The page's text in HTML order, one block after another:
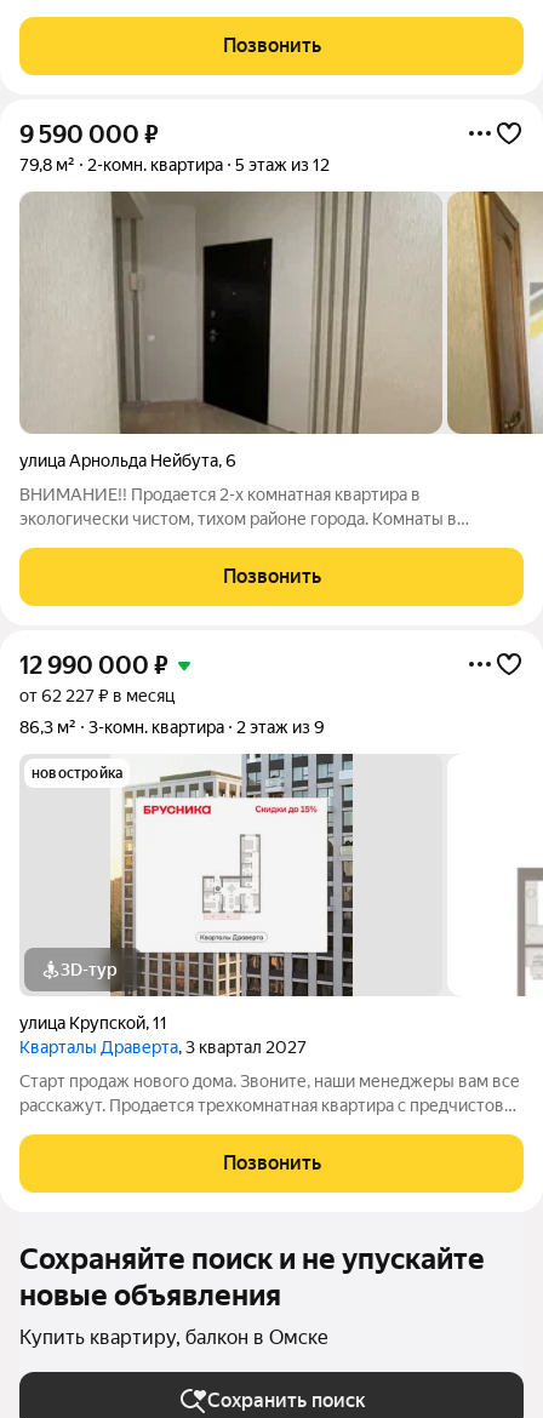
постирочная, предчистовая отделка. № квартиры в нашей
базе: ДВТ04-Ж4.2.2.
Позвонить
9 590 000 ₽
79,8 м² 2-комн. квартира 5 этаж из 12
улица Арнольда Нейбута,6
ВНИМАНИЕ!! Продается 2-х комнатная квартира в
экологически чистом, тихом районе города. Комнаты в
состояние нормальное, трубы и радиаторы новые, счетчики,
окна ПВХ, входная дверь металлическая,
Позвонить
12 990 000 ₽
от 62 227 ₽ в месяц
86,3 м²
3-комн. квартира 2 этаж из 9
новостройка
3D-тур
улица Крупской,11
Кварталы Драверта, 3 квартал 2027
Старт продаж нового дома. Звоните, наши менеджеры вам все
расскажут. Продается трехкомнатная квартира с предчистовой
86.25 кв.м., жилая: 34.43 кв.м., площадь просторной кухни-
гостиной: 18.71
Позвонить
Сохраняйте поиск и не упускайте
новые объявления
Купить квартиру, балкон в Омске
Сохранить поиск